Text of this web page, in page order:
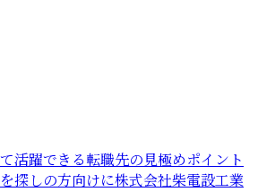
活躍できる転職先の見極めポイント
探しの方向けに株式会社柴電設工業